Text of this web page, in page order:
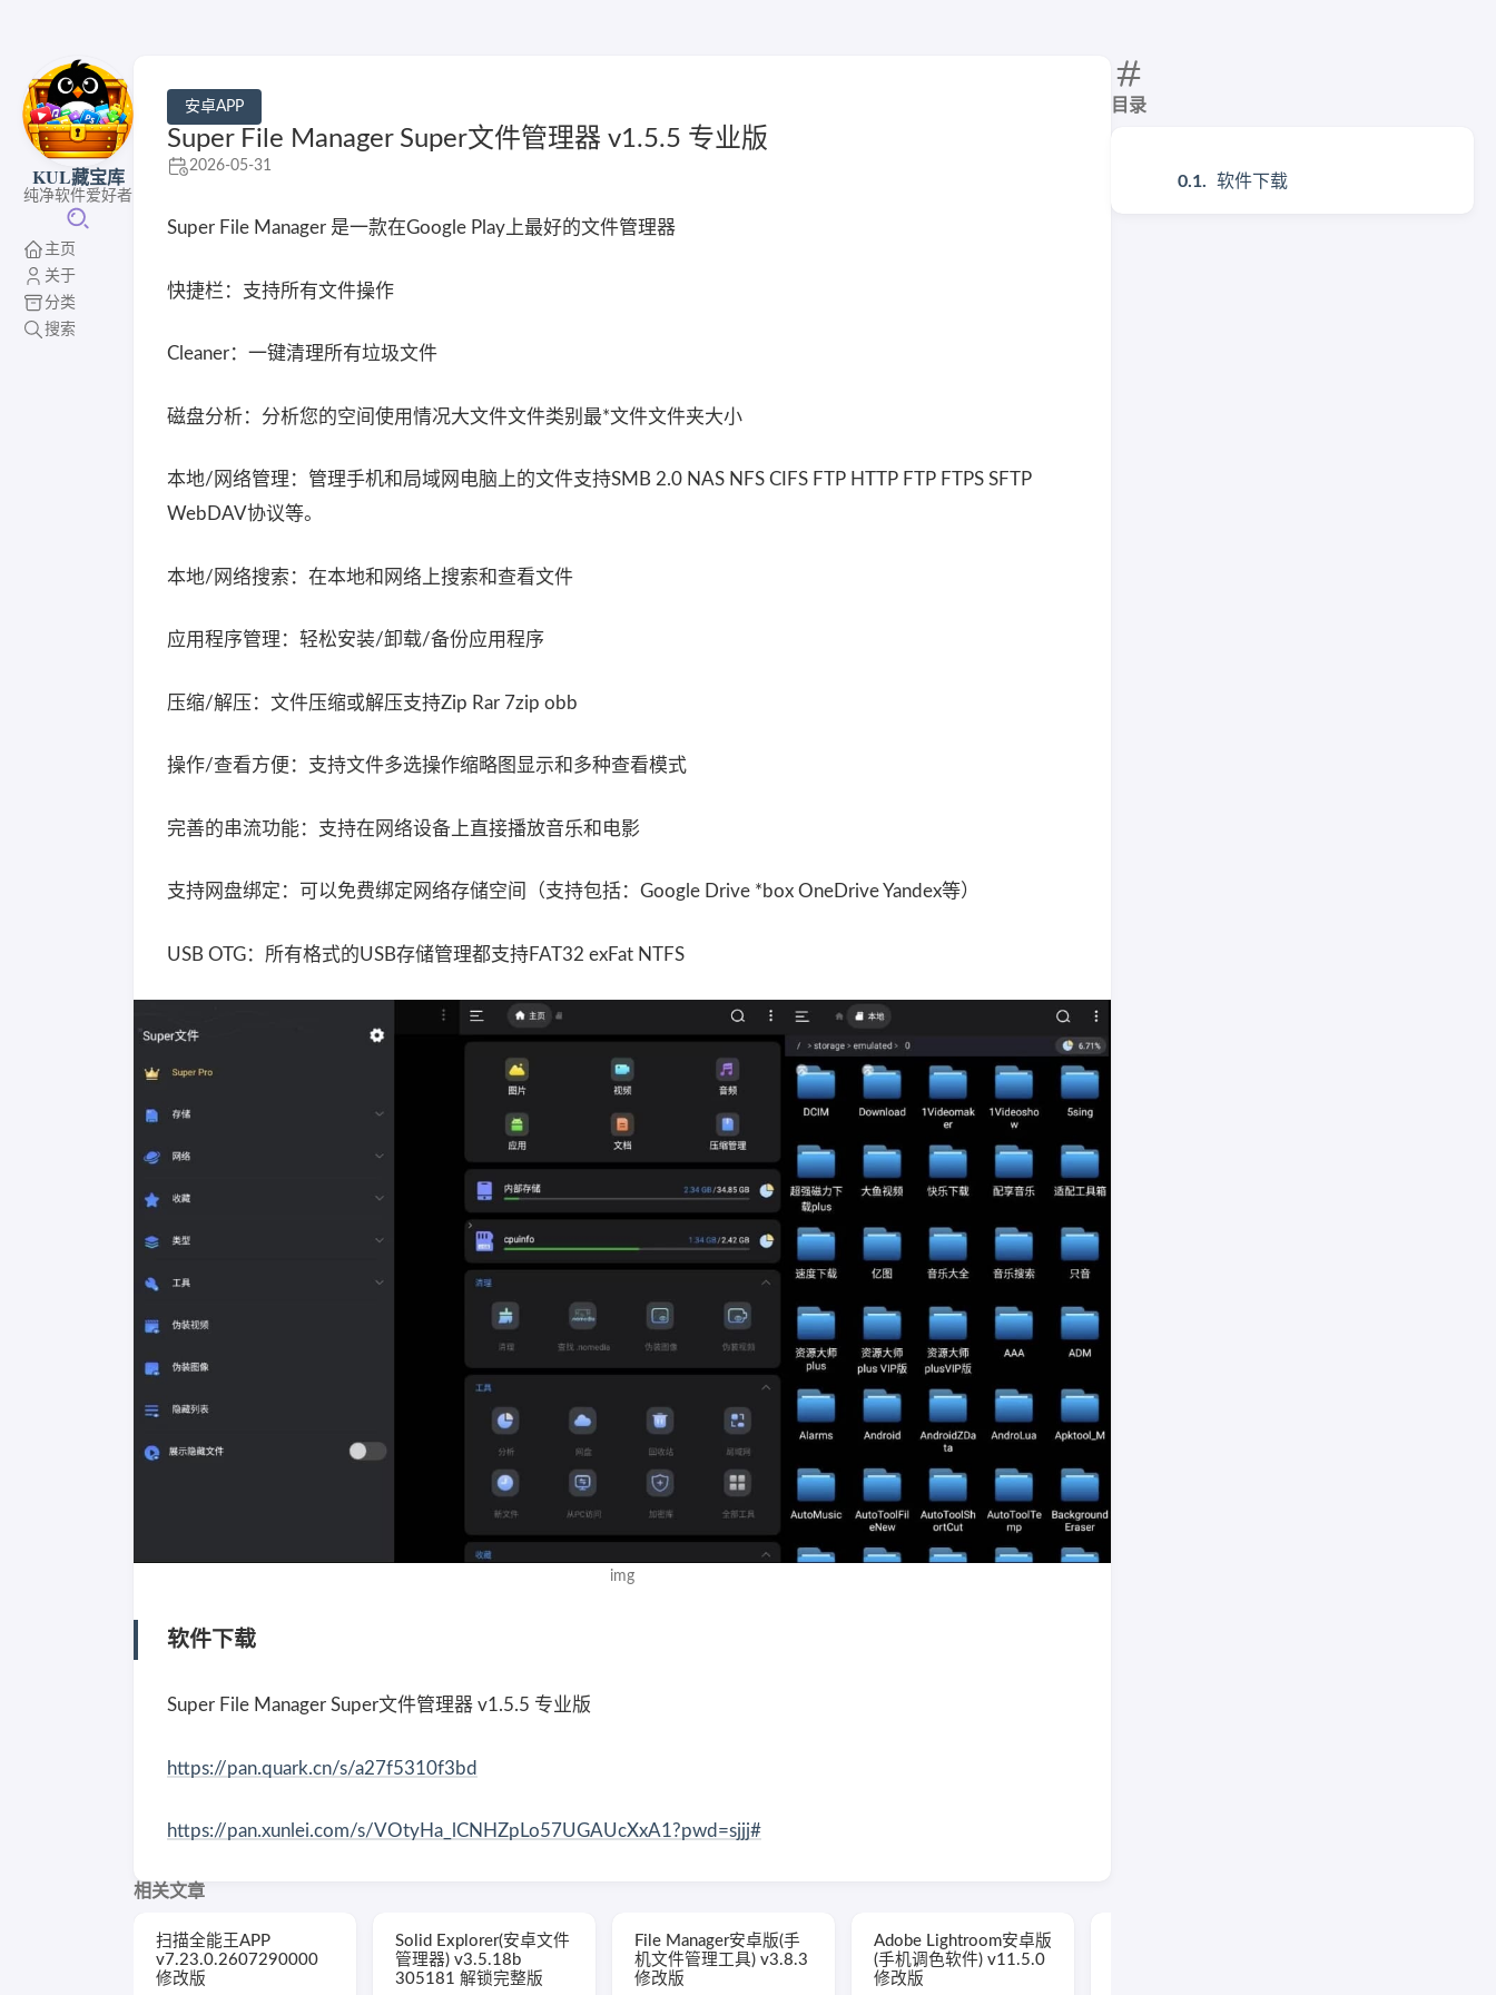
KUL藏宝库
纯净软件爱好者
主页
关于
分类
搜索
目录
软件下载
安卓APP
Super File Manager Super文件管理器 v1.5.5 专业版
2026-05-31
Super File Manager 是一款在Google Play上最好的文件管理器
快捷栏：支持所有文件操作
Cleaner：一键清理所有垃圾文件
磁盘分析：分析您的空间使用情况大文件文件类别最*文件文件夹大小
本地/网络管理：管理手机和局域网电脑上的文件支持SMB 2.0 NAS NFS CIFS FTP HTTP FTP FTPS SFTP
WebDAV协议等。
本地/网络搜索：在本地和网络上搜索和查看文件
应用程序管理：轻松安装/卸载/备份应用程序
压缩/解压：文件压缩或解压支持Zip Rar 7zip obb
操作/查看方便：支持文件多选操作缩略图显示和多种查看模式
完善的串流功能：支持在网络设备上直接播放音乐和电影
支持网盘绑定：可以免费绑定网络存储空间（支持包括：Google Drive *box OneDrive Yandex等）
USB OTG：所有格式的USB存储管理都支持FAT32 exFat NTFS
img
软件下载
Super File Manager Super文件管理器 v1.5.5 专业版
https://pan.quark.cn/s/a27f5310f3bd
https://pan.xunlei.com/s/VOtyHa_lCNHZpLo57UGAUcXxA1?pwd=sjjj#
相关文章
扫描全能王APP
v7.23.0.2607290000
修改版
Solid Explorer(安卓文件
管理器) v3.5.18b
305181 解锁完整版
File Manager安卓版(手
机文件管理工具) v3.8.3
修改版
Adobe Lightroom安卓版
(手机调色软件) v11.5.0
修改版